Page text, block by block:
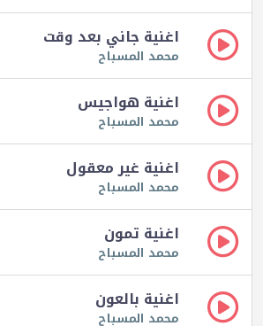
اغنية جاني بعد وقت
محمد المسباح
اغنية هواجيس
محمد المسباح
اغنية غير معقول
محمد المسباح
اغنية تمون
محمد المسباح
اغنية بالعون
محمد المسباح